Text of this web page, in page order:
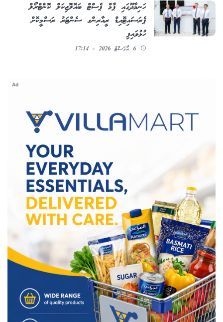
ހަނިމާދޫގައި ޕާމް ޕެސްޓް ބައޮލޮޖިކަލް ކޮންޓްރޯލް
ޕެރަސައިޓޮއިޑް ރީއާރިންގ ސެންޓަރު ރަސްމީކޮށް
ހުޅުވައިފި
6 އޯގަސްޓު 2026 - 17:14
Ad